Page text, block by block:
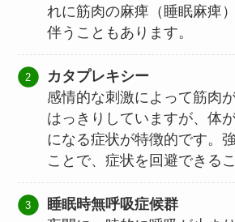
れに筋肉の麻痺（睡眠麻痺
伴うこともあります。
カタプレキシー
感情的な刺激によって筋肉
はっきりしていますが、体
になる症状が特徴的です。
ことで、症状を回避できる
睡眠時無呼吸症候群